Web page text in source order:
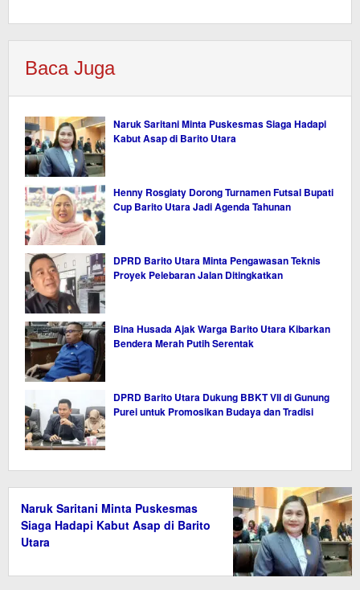
Baca Juga
Naruk Saritani Minta Puskesmas Siaga Hadapi
Kabut Asap di Barito Utara
Henny Rosgiaty Dorong Turnamen Futsal Bupati
Cup Barito Utara Jadi Agenda Tahunan
DPRD Barito Utara Minta Pengawasan Teknis
Proyek Pelebaran Jalan Ditingkatkan
Bina Husada Ajak Warga Barito Utara Kibarkan
Bendera Merah Putih Serentak
DPRD Barito Utara Dukung BBKT VII di Gunung
Purei untuk Promosikan Budaya dan Tradisi
Naruk Saritani Minta Puskesmas
Siaga Hadapi Kabut Asap di Barito
Utara